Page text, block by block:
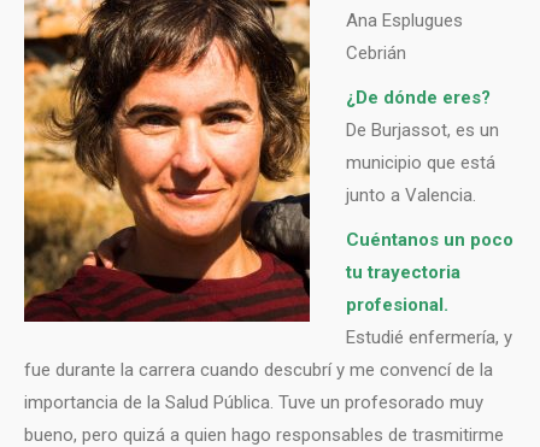
Ana Esplugues
Cebrián
¿De dónde eres?
De Burjassot, es un
municipio que está
junto a Valencia.
Cuéntanos un poco
tu trayectoria
profesional.
Estudié enfermería, y
fue durante la carrera cuando descubrí y me convencí de la
importancia de la Salud Pública. Tuve un profesorado muy
bueno, pero quizá a quien hago responsables de trasmitirme